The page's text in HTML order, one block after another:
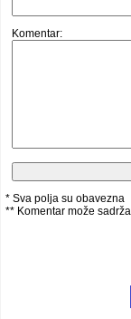
Komentar:
* Sva polja su obavezna
** Komentar može